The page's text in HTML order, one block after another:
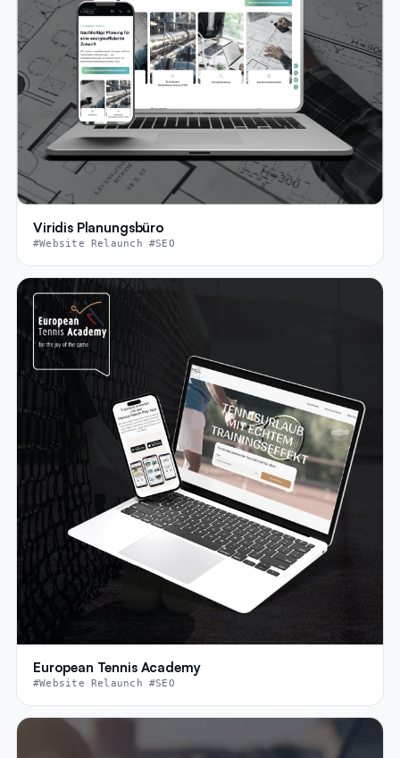
Viridis Planungsbüro
#Website Relaunch #SEO
European Tennis Academy
#Website Relaunch #SEO